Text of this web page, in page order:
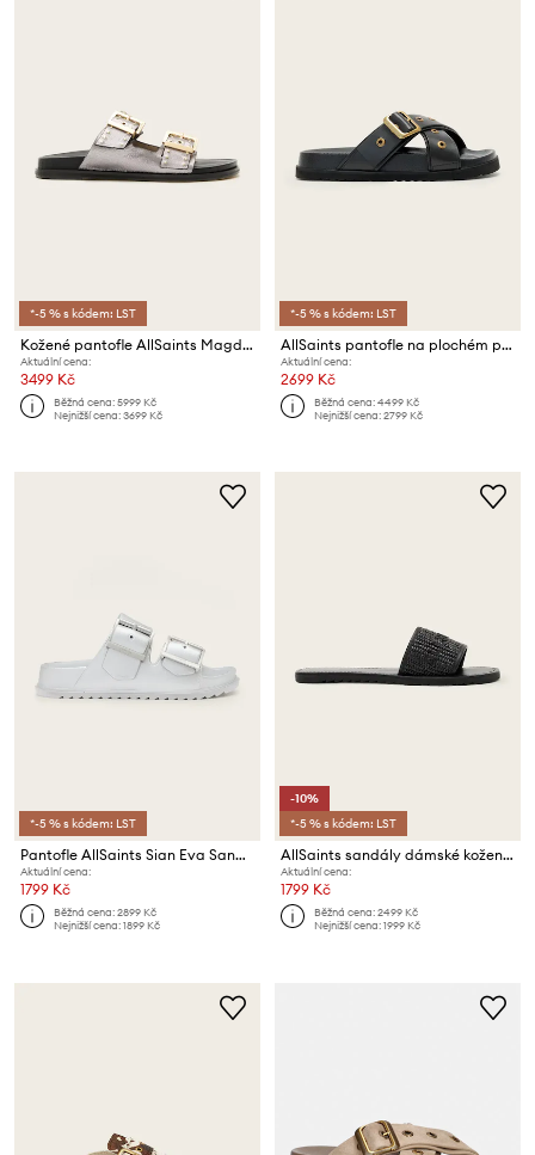
*-5 % s kódem: LST
Kožené pantofle AllSaints Magda Stud Sandal
Aktuální cena:
3499 Kč
Běžná cena:5999 Kč
Nejnižší cena:3699 Kč
*-5 % s kódem: LST
AllSaints pantofle na plochém podpatku kožené Suki Western Sandal
Aktuální cena:
2699 Kč
Běžná cena:4499 Kč
Nejnižší cena:2799 Kč
*-5 % s kódem: LST
Pantofle AllSaints Sian Eva Sandal
Aktuální cena:
1799 Kč
Běžná cena:2899 Kč
Nejnižší cena:1899 Kč
-10%
*-5 % s kódem: LST
AllSaints sandály dámské kožené Hoxton Slider
Aktuální cena:
1799 Kč
Běžná cena:2499 Kč
Nejnižší cena:1999 Kč